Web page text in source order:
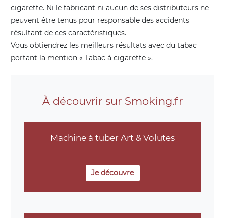
cigarette. Ni le fabricant ni aucun de ses distributeurs ne
peuvent être tenus pour responsable des accidents
résultant de ces caractéristiques.
Vous obtiendrez les meilleurs résultats avec du tabac
portant la mention « Tabac à cigarette ».
À découvrir sur Smoking.fr
Machine à tuber Art & Volutes
Je découvre